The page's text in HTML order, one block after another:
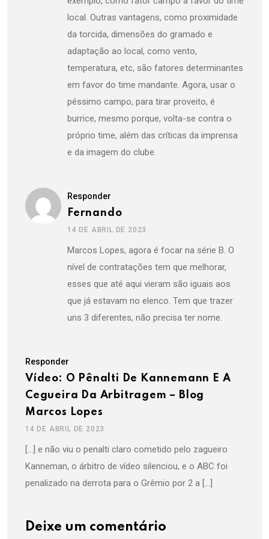
local. Outras vantagens, como proximidade
da torcida, dimensões do gramado e
adaptação ao local, como vento,
temperatura, etc, são fatores determinantes
em favor do time mandante. Agora, usar o
péssimo campo, para tirar proveito, é
burrice, mesmo porque, volta-se contra o
próprio time, além das críticas da imprensa
e da imagem do clube.
Responder
Fernando
14 DE ABRIL DE 2023
Marcos Lopes, agora é focar na série B. O
nível de contratações tem que melhorar,
esses que até aqui vieram são iguais aos
que já estavam no elenco. Tem que trazer
uns 3 diferentes, não precisa ter nome.
Responder
Vídeo: O Pênalti De Kannemann E A
Cegueira Da Arbitragem – Blog
Marcos Lopes
14 DE ABRIL DE 2023
[…] e não viu o penalti claro cometido pelo zagueiro
Kanneman, o árbitro de vídeo silenciou, e o ABC foi
penalizado na derrota para o Grêmio por 2 a […]
Deixe um comentário